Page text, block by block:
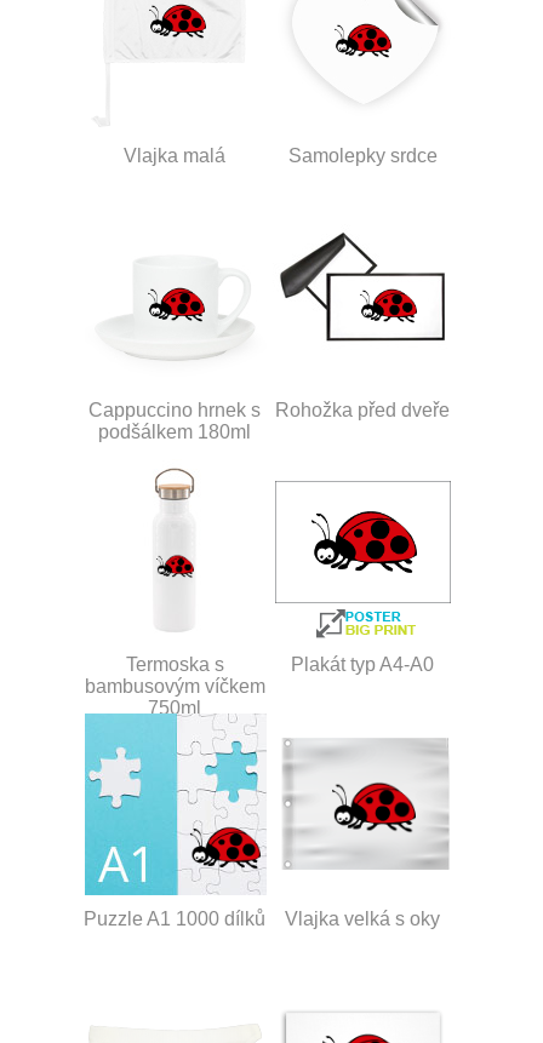
Vlajka malá Samolepky srdce
Cappuccino hrnek s
podšálkem 180ml
Rohožka před dveře
Termoska s
bambusovým víčkem
750ml
Plakát typ A4-A0
Puzzle A1 1000 dílků Vlajka velká s oky